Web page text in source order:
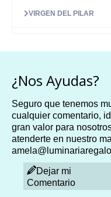
VIRGEN DEL PILAR
¿Nos Ayudas?
Seguro que tenemos
cualquier comentario,
gran valor para
atenderte en nuestro
Dejar mi
Comentario